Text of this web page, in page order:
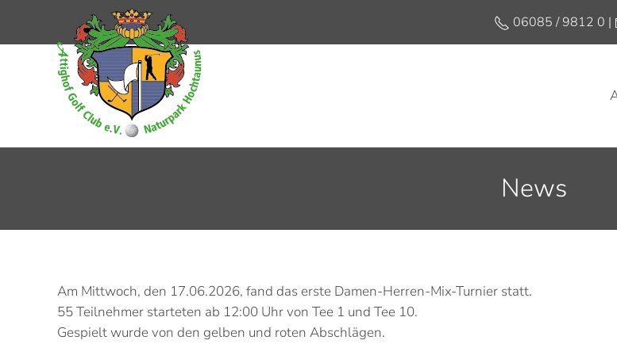
Zum Hauptinhalt springen
06085 / 9812 0 |
News
Am Mittwoch, den 17.06.2026, fand das erste Damen-Herren-Mix-Turnier statt.
55 Teilnehmer starteten ab 12:00 Uhr von Tee 1 und Tee 10.
Gespielt wurde von den gelben und roten Abschlägen.